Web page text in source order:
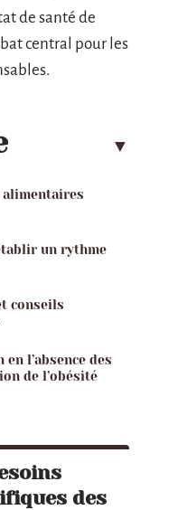
de santé de
central pour les
alimentaires
un rythme
conseils
l’absence des
de l’obésité
des